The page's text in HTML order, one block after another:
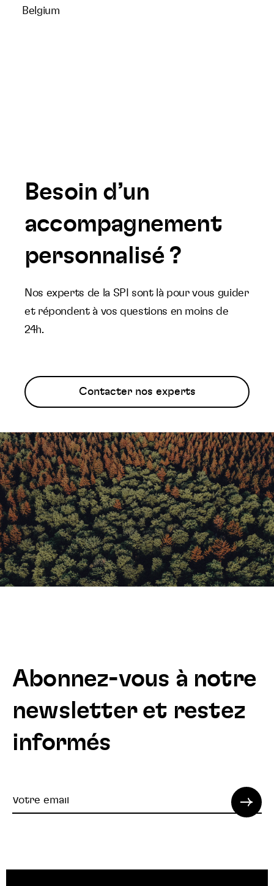
Belgium
Besoin d’un
accompagnement
personnalisé ?
Nos experts de la SPI sont là pour vous guider
et répondent à vos questions en moins de
24h.
Contacter nos experts
Abonnez-vous à notre
newsletter et restez
informés
Votre